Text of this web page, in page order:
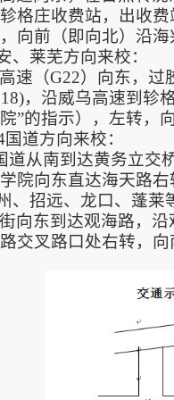
格庄收费站，出收
向前（即向北）沿
、莱芜方向来校：
速（G22）向东，
，沿威乌高速到轸
”的指示），左转，
道方向来校：
道从南到达黄务立交
院向东直达海天路
、招远、龙口、蓬莱
向东到达观海路，
交叉路口处右转，